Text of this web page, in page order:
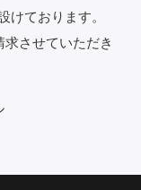
けております。
させていただき